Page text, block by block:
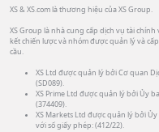
XS & XS.com là thương hiệu của XS Group.
XS Group là nhà cung cấp dịch vụ tài
kết chiến lược và nhóm được quản lý và
cầu.
XS Ltd được quản lý bởi Cơ quan
(SD089).
XS Prime Ltd được quản lý bởi Ủy
(374409).
XS Markets Ltd được quản lý bởi
với số giấy phép: (412/22).